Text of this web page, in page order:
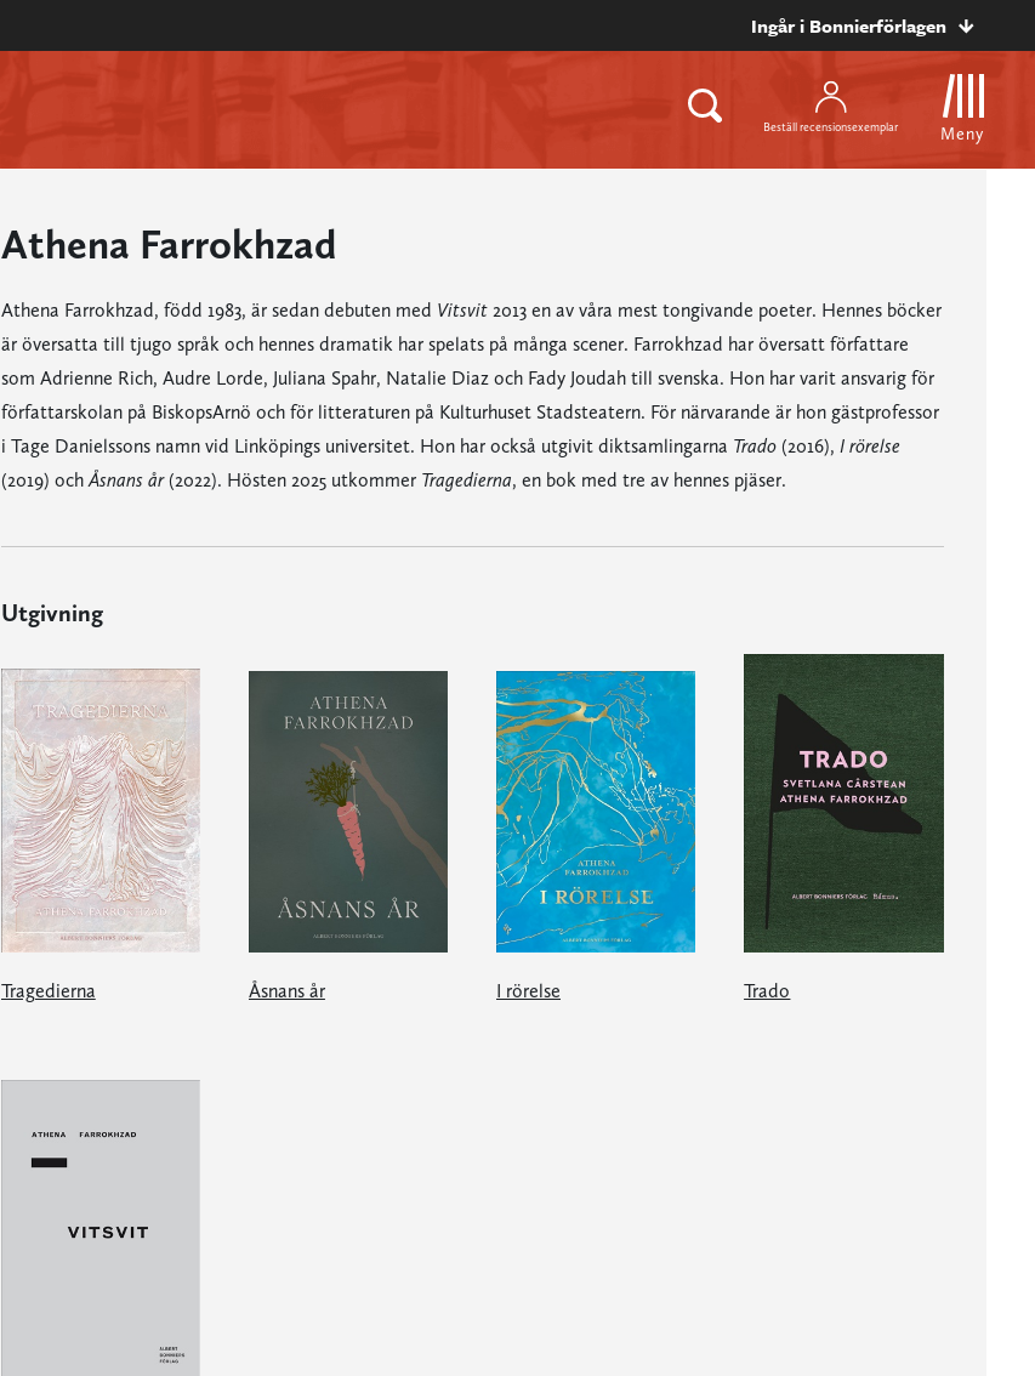
Ingår i Bonnierförlagen
Beställ recensionsexemplar Meny
Athena Farrokhzad
Athena Farrokhzad, född 1983, är sedan debuten med Vitsvit2013 en av våra mest tongivande poeter. Hennes böcker
är översatta till tjugo språk och hennes dramatik har spelats på många scener. Farrokhzad har översatt författare
som Adrienne Rich, Audre Lorde, Juliana Spahr, Natalie Diaz och Fady Joudah till svenska. Hon har varit ansvarig för
författarskolan på BiskopsArnö och för litteraturen på Kulturhuset Stadsteatern. För närvarande är hon gästprofessor
i Tage Danielssons namn vid Linköpings universitet. Hon har också utgivit diktsamlingarna Trado (2016), I rörelse
(2019) ochÅsnans år(2022). Hösten 2025 utkommer Tragedierna, en bok med tre av hennes pjäser.
Utgivning
Tragedierna Åsnans år I rörelse Trado